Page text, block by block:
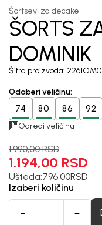
Šortsevi za decake
ŠORTS
DOMINIK
Šifra proizvoda:
Odaberi veličinu:
74 80 86 92
Odredi veličinu
1.990,00 RSD
1.194,00 RSD
Ušteda:796,00RSD
Izaberi količinu